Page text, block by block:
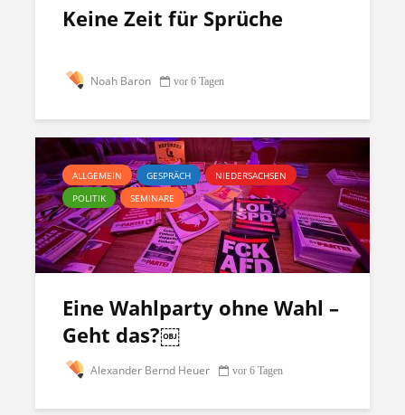
Keine Zeit für Sprüche
Noah Baron vor 6 Tagen
ALLGEMEIN GESPRÄCH
NIEDERSACHSEN
POLITIK
SEMINARE
Eine Wahlparty ohne Wahl –
Geht das?￼
Alexander Bernd Heuer vor 6 Tagen